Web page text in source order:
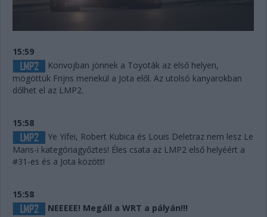
15:59
Konvojban jönnek a Toyoták az első helyen,
mögöttük Frijns menekül a Jota elől. Az utolsó kanyarokban
dőlhet el az LMP2.
15:58
Ye Yifei, Robert Kubica és Louis Deletraz nem lesz Le
Mans-i kategóriagyőztes! Éles csata az LMP2 első helyéért a
#31-es és a Jota között!
15:58
NEEEEE! Megáll a WRT a pályán!!!